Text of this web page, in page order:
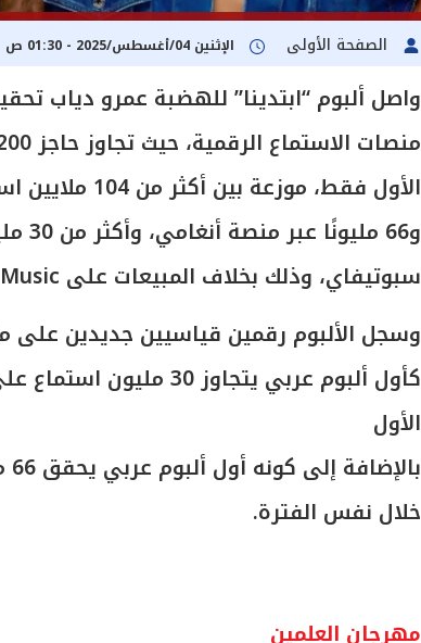
الصفحة الأولى الإثنين 04/أغسطس/2025 - 01:30 ص
واصل ألبوم “ابتدينا” للهضبة عمرو دياب
و66
سبوتيفاي، وذلك بخلاف المبيعات على Apple Music وiTunes.
وسجل الألبوم رقمين قياسيين جديدين على
كأول ألبوم عربي يتجاوز
الأول
خلال نفس الفترة.
مهرجان العلمين